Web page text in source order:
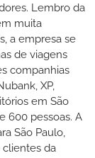
Lembro da
muita
a empresa se
de viagens
companhias
XP,
em São
600 pessoas. A
São Paulo,
clientes da